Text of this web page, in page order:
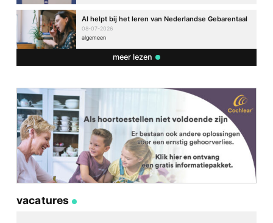
AI helpt bij het leren van Nederlandse Gebarentaal
08-07-2026
algemeen
meer lezen
vacatures